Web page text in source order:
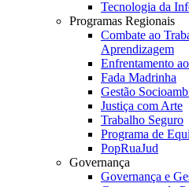
Tecnologia da
Programas Regionais
Combate ao
Aprendizagem
Enfrentamento
Fada Madrinha
Gestão
Justiça com Arte
Trabalho Seguro
Programa de
PopRuaJud
Governança
Governança e